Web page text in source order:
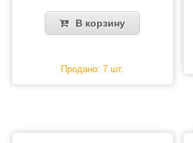
В корзину
Продано: 7 шт.